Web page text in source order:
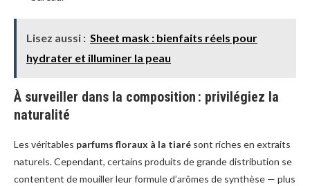
Lisez aussi : Sheet mask : bienfaits réels pour
hydrater et illuminer la peau
À surveiller dans la composition : privilégiez la
naturalité
Les véritables parfums floraux à la tiaré sont riches en extraits
naturels. Cependant, certains produits de grande distribution se
contentent de mouiller leur formule d’arômes de synthèse — plus